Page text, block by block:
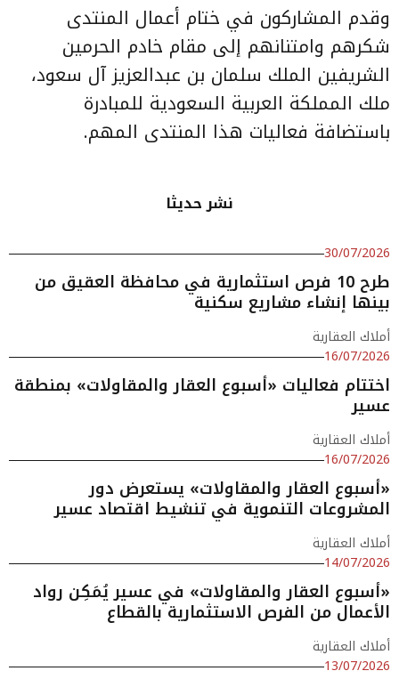
وقدم المشاركون في ختام أعمال المنتدى
شكرهم وامتنانهم إلى مقام خادم الحرمين
الشريفين الملك سلمان بن عبدالعزيز آل سعود،
ملك المملكة العربية السعودية للمبادرة
باستضافة فعاليات هذا المنتدى المهم.
نشر حديثا
30/07/2026
طرح 10 فرص استثمارية في محافظة العقيق من
بينها إنشاء مشاريع سكنية
أملاك العقارية
16/07/2026
اختتام فعاليات «أسبوع العقار والمقاولات» بمنطقة
عسير
أملاك العقارية
16/07/2026
«أسبوع العقار والمقاولات» يستعرض دور
المشروعات التنموية في تنشيط اقتصاد عسير
أملاك العقارية
14/07/2026
«أسبوع العقار والمقاولات» في عسير يُمَكِن رواد
الأعمال من الفرص الاستثمارية بالقطاع
أملاك العقارية
13/07/2026